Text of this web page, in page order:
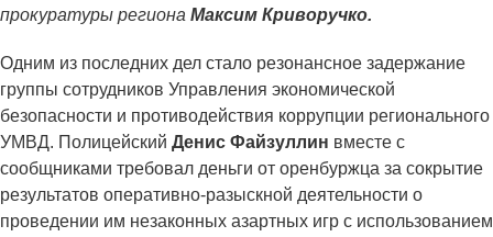
прокуратуры региона Максим Криворучко.
Одним из последних дел стало резонансное задержание
группы сотрудников Управления экономической
безопасности и противодействия коррупции регионального
УМВД. Полицейский Денис Файзуллин вместе с
сообщниками требовал деньги от оренбуржца за сокрытие
результатов оперативно-разыскной деятельности о
проведении им незаконных азартных игр с использованием